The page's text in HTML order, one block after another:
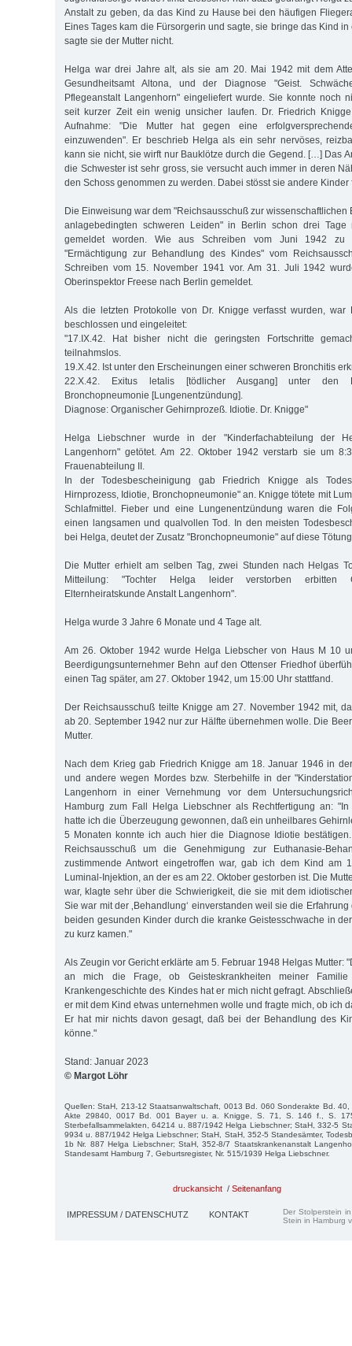
Anstalt zu geben, da das Kind zu Hause bei den häufigen
Eines Tages kam die Fürsorgerin und sagte, sie bringe das Kind
sagte sie der Mutter nicht.
Helga war drei Jahre alt, als sie am 20. Mai 1942 mit dem
Gesundheitsamt Altona, und der Diagnose "Geist.
Pflegeanstalt Langenhorn" eingeliefert wurde. Sie konnte noch
seit kurzer Zeit ein wenig unsicher laufen. Dr. Friedrich
Aufnahme: "Die Mutter hat gegen eine
einzuwenden". Er beschrieb Helga als ein sehr nervöses,
kann sie nicht, sie wirft nur Bauklötze durch die Gegend. […] Das
die Schwester ist sehr gross, sie versucht auch immer in deren
den Schoss genommen zu werden. Dabei stösst sie andere Kinder
Die Einweisung war dem "Reichsausschuß zur wissenschaftlichen
anlagebedingten schweren Leiden" in Berlin schon drei Tage
gemeldet worden. Wie aus Schreiben vom Juni 1942
"Ermächtigung zur Behandlung des Kindes" vom
Schreiben vom 15. November 1941 vor. Am 31. Juli 1942
Oberinspektor Freese nach Berlin gemeldet.
Als die letzten Protokolle von Dr. Knigge verfasst wurden, war
beschlossen und eingeleitet:
"17.IX.42. Hat bisher nicht die geringsten Fortschritte
teilnahmslos.
19.X.42. Ist unter den Erscheinungen einer schweren Bronchitis
22.X.42. Exitus letalis [tödlicher Ausgang] unter den
Bronchopneumonie [Lungenentzündung].
Diagnose: Organischer Gehirnprozeß. Idiotie. Dr. Knigge"
Helga Liebschner wurde in der "Kinderfachabteilung der
Langenhorn" getötet. Am 22. Oktober 1942 verstarb sie um
Frauenabteilung II.
In der Todesbescheinigung gab Friedrich Knigge als
Hirnprozess, Idiotie, Bronchopneumonie" an. Knigge tötete mit
Schlafmittel. Fieber und eine Lungenentzündung waren die
einen langsamen und qualvollen Tod. In den meisten
bei Helga, deutet der Zusatz "Bronchopneumonie" auf diese
Die Mutter erhielt am selben Tag, zwei Stunden nach Helgas
Mitteilung: "Tochter Helga leider verstorben erbitten
Elternheiratskunde Anstalt Langenhorn".
Helga wurde 3 Jahre 6 Monate und 4 Tage alt.
Am 26. Oktober 1942 wurde Helga Liebscher von Haus M 10
Beerdigungsunternehmer Behn auf den Ottenser Friedhof
einen Tag später, am 27. Oktober 1942, um 15:00 Uhr stattfand.
Der Reichsausschuß teilte Knigge am 27. November 1942 mit,
ab 20. September 1942 nur zur Hälfte übernehmen wolle. Die
Mutter.
Nach dem Krieg gab Friedrich Knigge am 18. Januar 1946 in
und andere wegen Mordes bzw. Sterbehilfe in der
Langenhorn in einer Vernehmung vor dem
Hamburg zum Fall Helga Liebschner als Rechtfertigung an: "In
hatte ich die Überzeugung gewonnen, daß ein unheilbares
5 Monaten konnte ich auch hier die Diagnose Idiotie
Reichsausschuß um die Genehmigung zur Euthanasie-
zustimmende Antwort eingetroffen war, gab ich dem Kind am
Luminal-Injektion, an der es am 22. Oktober gestorben ist. Die
war, klagte sehr über die Schwierigkeit, die sie mit dem
Sie war mit der ‚Behandlung‘ einverstanden weil sie die
beiden gesunden Kinder durch die kranke Geistesschwache in
zu kurz kamen."
Als Zeugin vor Gericht erklärte am 5. Februar 1948 Helgas Mutter:
an mich die Frage, ob Geisteskrankheiten meiner
Krankengeschichte des Kindes hat er mich nicht gefragt.
er mit dem Kind etwas unternehmen wolle und fragte mich, ob ich
Er hat mir nichts davon gesagt, daß bei der Behandlung des
könne."
Stand: Januar 2023
© Margot Löhr
Quellen: StaH, 213-12 Staatsanwaltschaft, 0013 Bd. 060 Sonderakte Bd.
Akte 29840, 0017 Bd. 001 Bayer u. a. Knigge, S. 71, S. 146 f., S.
Sterbefallsammelakten, 64214 u. 887/1942 Helga Liebschner; StaH, 332-5
9934 u. 887/1942 Helga Liebschner; StaH, StaH, 352-5 Standesämter,
1b Nr. 887 Helga Liebschner; StaH, 352-8/7 Staatskrankenanstalt
Standesamt Hamburg 7, Geburtsregister, Nr. 515/1939 Helga Liebschner.
druckansicht / Seitenanfang
IMPRESSUM / DATENSCHUTZ KONTAKT
Der Stolperstein
Stein in Hamburg